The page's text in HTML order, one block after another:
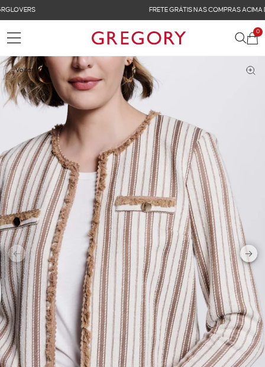
FRETE GRÁTIS NAS COMPRAS ACIMA DE R$ 899
0
Voltar